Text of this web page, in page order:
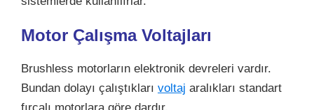
Motor Çalışma Voltajları
Brushless motorların elektronik devreleri vardır.
Bundan dolayı çalıştıkları voltaj aralıkları standart